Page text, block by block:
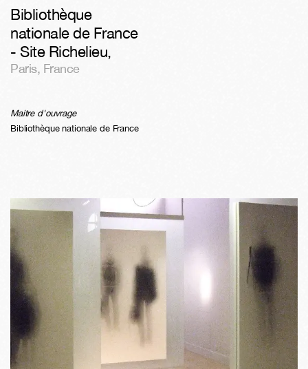
Bibliothèque
nationale de France
- Site Richelieu,
Paris, France
Maitre d'ouvrage
Bibliothèque nationale de France